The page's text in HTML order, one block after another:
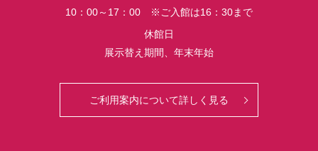
10：00～17：00 ※ご入館は16：30まで
休館日
展示替え期間、年末年始
ご利用案内について詳しく見る